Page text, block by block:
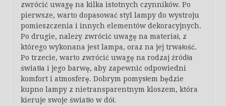
zwrócić uwagę na kilka istotnych czynników. Po
pierwsze, warto dopasować styl lampy do wystroju
pomieszczenia i innych elementów dekoracyjnych.
Po drugie, należy zwrócić uwagę na materiał, z
którego wykonana jest lampa, oraz na jej trwałość.
Po trzecie, warto zwrócić uwagę na rodzaj źródła
światła i jego barwę, aby zapewnić odpowiedni
komfort i atmosferę. Dobrym pomysłem będzie
kupno lampy z nietransparentnym kloszem, która
kieruje swoje światło w dół.